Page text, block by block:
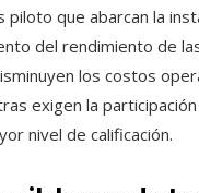
que abarcan la
del rendimiento de
los costos
exigen la
nivel de calificación.